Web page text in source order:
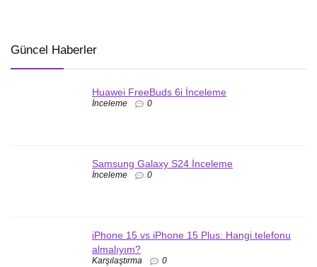
Güncel Haberler
Huawei FreeBuds 6i İnceleme
İnceleme 0
Samsung Galaxy S24 İnceleme
İnceleme 0
iPhone 15 vs iPhone 15 Plus: Hangi telefonu
almalıyım?
Karşılaştırma 0